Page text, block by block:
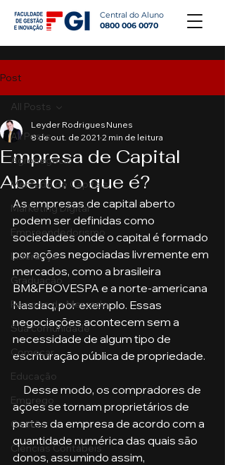
Central do Aluno
0800 006 0070
Post
All Posts
Agronegócio
Mercado de Capitais
Marketing Digital
Empreendedorismo
Liderança
Graduação
Resumo do Mercado
Sua comunidade
Começar
Educação
Emprego
Gestão
Ciências Contábeis
All Posts
Empresa de Capital
Aberto: o que é?
Leyder Rodrigues Nunes
8 de out. de 2021 2 min de leitura
As empresas de capital aberto
podem ser definidas como
sociedades onde o capital é formado
por ações negociadas livremente em
mercados, como a brasileira
BM&FBOVESPA e a norte-americana
Nasdaq, por exemplo. Essas
negociações acontecem sem a
necessidade de algum tipo de
escrituração pública de propriedade.
ações se tornam proprietários de
partes da empresa de acordo com a
quantidade numérica das quais são
donos, assumindo assim,